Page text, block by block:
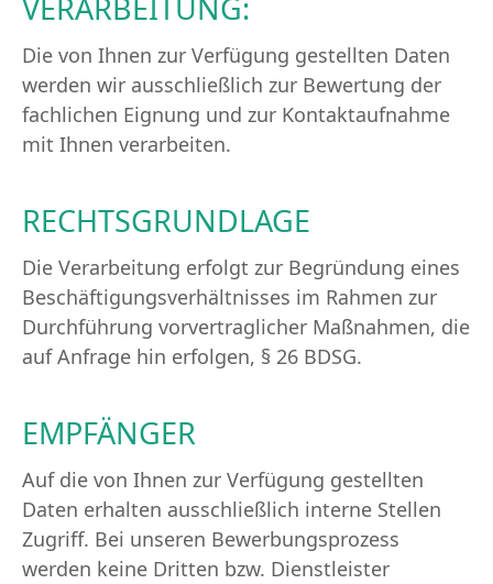
VERARBEITUNG:
Die von Ihnen zur Verfügung gestellten Daten
werden wir ausschließlich zur Bewertung der
fachlichen Eignung und zur Kontaktaufnahme
mit Ihnen verarbeiten.
RECHTSGRUNDLAGE
Die Verarbeitung erfolgt zur Begründung eines
Beschäftigungsverhältnisses im Rahmen zur
Durchführung vorvertraglicher Maßnahmen, die
auf Anfrage hin erfolgen, § 26 BDSG.
EMPFÄNGER
Auf die von Ihnen zur Verfügung gestellten
Daten erhalten ausschließlich interne Stellen
Zugriff. Bei unseren Bewerbungsprozess
werden keine Dritten bzw. Dienstleister